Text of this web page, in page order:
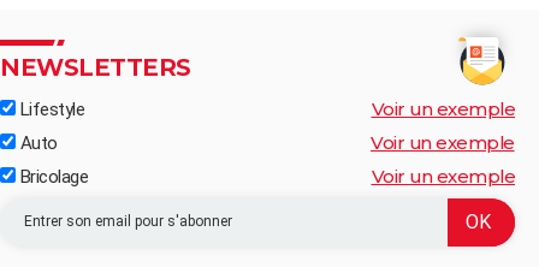
NEWSLETTERS
Lifestyle Voir un exemple
Auto Voir un exemple
Bricolage Voir un exemple